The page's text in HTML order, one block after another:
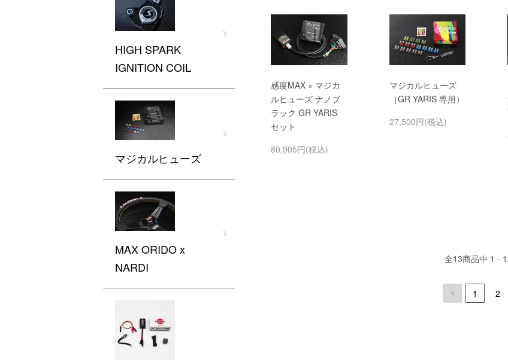
感度MAX × マジカ
ルヒューズ ナノブ
ラック GR YARIS
セット
80,905円(税込)
マジカルヒューズ
（GR YARIS 専用）
27,500円(税込)
全13商品中 1 -
1 2
HIGH SPARK
IGNITION COIL
マジカルヒューズ
MAX ORIDO x
NARDI